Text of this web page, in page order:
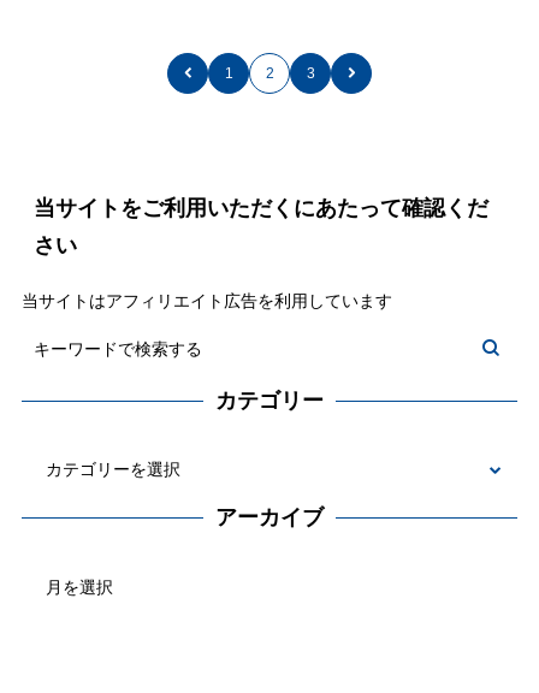
1 2 3
当サイトをご利用いただくにあたって確認くだ
さい
当サイトはアフィリエイト広告を利用しています
カテゴリー
テ
アーカイブ